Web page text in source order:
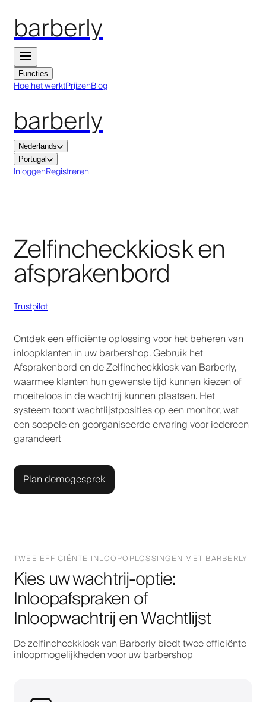
barberly
Functies
Hoe het werktPrijzenBlog
barberly
Nederlands
Portugal
InloggenRegistreren
Zelfincheckkiosk en
afsprakenbord
Trustpilot
Ontdek een efficiënte oplossing voor het beheren van
inloopklanten in uw barbershop. Gebruik het
Afsprakenbord en de Zelfincheckkiosk van Barberly,
waarmee klanten hun gewenste tijd kunnen kiezen of
moeiteloos in de wachtrij kunnen plaatsen. Het
systeem toont wachtlijstposities op een monitor, wat
een soepele en georganiseerde ervaring voor iedereen
garandeert
Plan demogesprek
TWEE EFFICIËNTE INLOOPOPLOSSINGEN MET BARBERLY
Kies uw wachtrij-optie:
Inloopafspraken of
Inloopwachtrij en Wachtlijst
De zelfincheckkiosk van Barberly biedt twee efficiënte
inloopmogelijkheden voor uw barbershop